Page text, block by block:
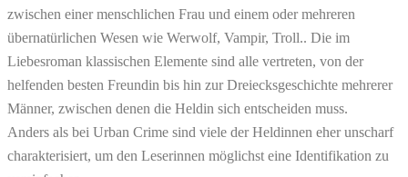
zwischen einer menschlichen Frau und einem oder mehreren
übernatürlichen Wesen wie Werwolf, Vampir, Troll.. Die im
Liebesroman klassischen Elemente sind alle vertreten, von der
helfenden besten Freundin bis hin zur Dreiecksgeschichte mehrerer
Männer, zwischen denen die Heldin sich entscheiden muss.
Anders als bei Urban Crime sind viele der Heldinnen eher unscharf
charakterisiert, um den Leserinnen möglichst eine Identifikation zu